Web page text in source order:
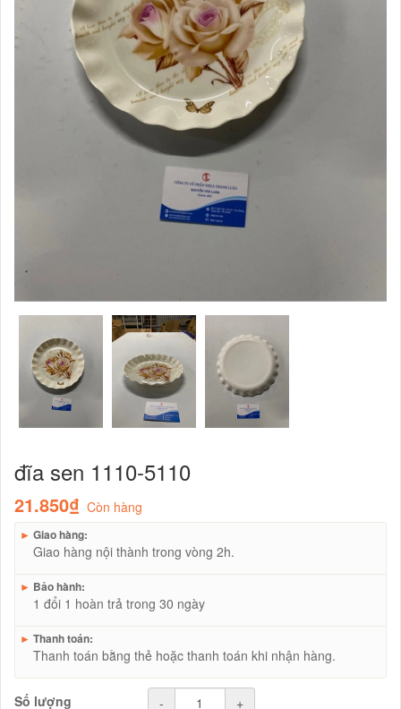
đĩa sen 1110-5110
21.850₫ Còn hàng
► Giao hàng:
Giao hàng nội thành trong vòng 2h.
► Bảo hành:
1 đổi 1 hoàn trả trong 30 ngày
► Thanh toán:
Thanh toán bằng thẻ hoặc thanh toán khi nhận hàng.
Số lượng - +